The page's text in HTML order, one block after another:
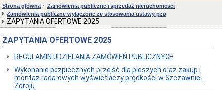
Statut
i
struktura
Urzędu
Obwieszczenia
Burmistrza
Interpretacje
Burmistrza
Ogłoszenia
Strona główna
Zamówienia publiczne i sprzedaż nieruchomości
Zamówienia publiczne wyłączone ze stosowania ustawy pzp
ZAPYTANIA OFERTOWE 2025
ZAPYTANIA OFERTOWE 2025
REGULAMIN UDZIELANIA ZAMÓWIEŃ PUBLICZNYCH
Wykonanie bezpiecznych przejść dla pieszych oraz zakup i
montaż radarowych wyświetlaczy prędkości w Szczawnie-
Zdroju